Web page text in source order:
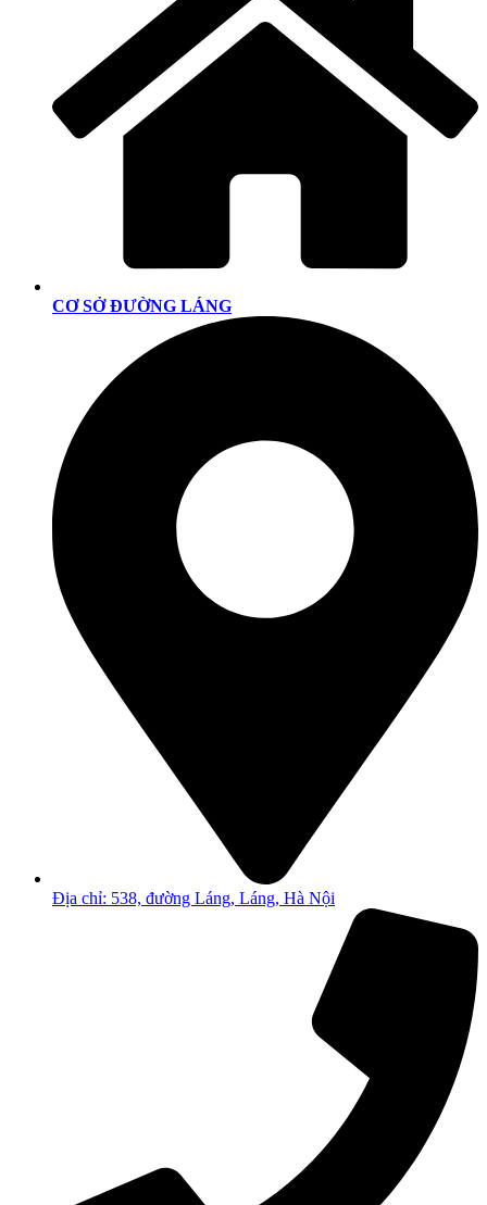
CƠ SỞ ĐƯỜNG LÁNG
Địa chỉ: 538, đường Láng, Láng, Hà Nội